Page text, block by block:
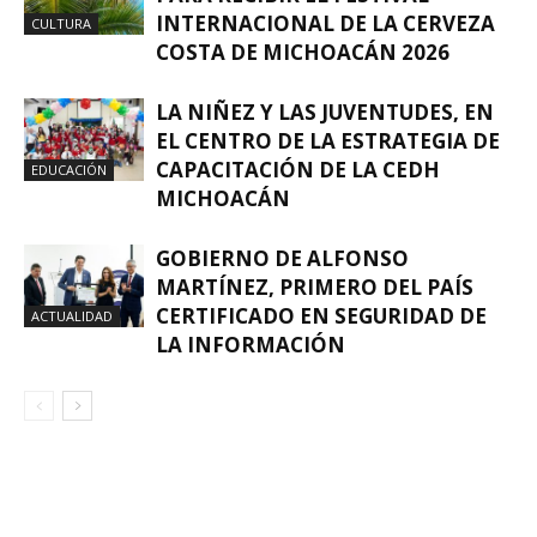
CULTURA
INTERNACIONAL DE LA CERVEZA
COSTA DE MICHOACÁN 2026
EDUCACIÓN
LA NIÑEZ Y LAS JUVENTUDES, EN
EL CENTRO DE LA ESTRATEGIA DE
CAPACITACIÓN DE LA CEDH
MICHOACÁN
ACTUALIDAD
GOBIERNO DE ALFONSO
MARTÍNEZ, PRIMERO DEL PAÍS
CERTIFICADO EN SEGURIDAD DE
LA INFORMACIÓN